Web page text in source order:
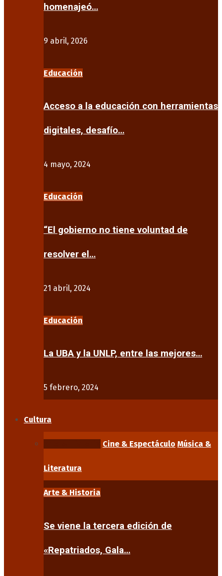
homenajeó…
9 abril, 2026
Educación
Acceso a la educación con herramientas
digitales, desafío…
4 mayo, 2024
Educación
“El gobierno no tiene voluntad de
resolver el…
21 abril, 2024
Educación
La UBA y la UNLP, entre las mejores…
5 febrero, 2024
Cultura
Cine & Espectáculo Música &
Literatura
Arte & Historia
Se viene la tercera edición de
«Repatriados, Gala…